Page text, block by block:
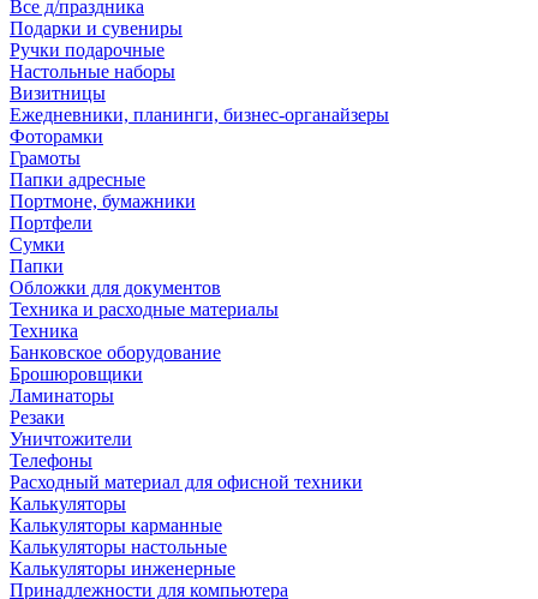
Все д/праздника
Подарки и сувениры
Ручки подарочные
Настольные наборы
Визитницы
Ежедневники, планинги, бизнес-органайзеры
Фоторамки
Грамоты
Папки адресные
Портмоне, бумажники
Портфели
Сумки
Папки
Обложки для документов
Техника и расходные материалы
Техника
Банковское оборудование
Брошюровщики
Ламинаторы
Резаки
Уничтожители
Телефоны
Расходный материал для офисной техники
Калькуляторы
Калькуляторы карманные
Калькуляторы настольные
Калькуляторы инженерные
Принадлежности для компьютера